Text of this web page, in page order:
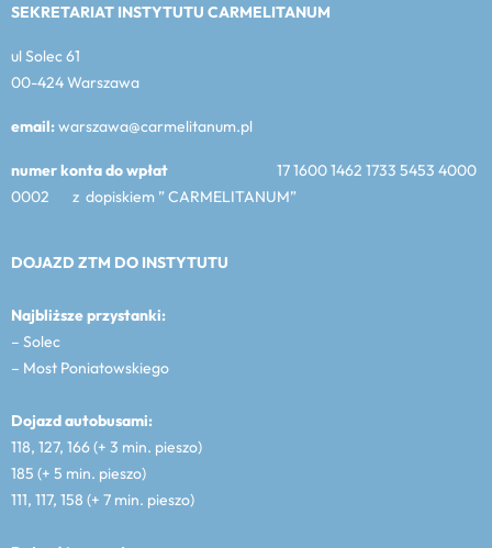
SEKRETARIAT INSTYTUTU CARMELITANUM
ul Solec 61
00-424 Warszawa
email:warszawa@carmelitanum.pl
numer konta do wpłat 17 1600 1462 1733 5453 4000
0002 z dopiskiem ” CARMELITANUM”
DOJAZD ZTM DO INSTYTUTU
Najbliższe przystanki:
– Solec
– Most Poniatowskiego
Dojazd autobusami:
118, 127, 166 (+ 3 min. pieszo)
185 (+ 5 min. pieszo)
111, 117, 158 (+ 7 min. pieszo)